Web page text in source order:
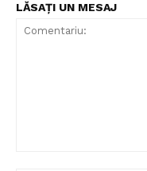
LĂSAȚI UN MESAJ